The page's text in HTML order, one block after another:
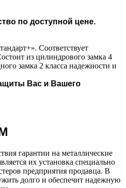
по доступной цене.
Соответствует
из цилиндрового замка 4
замка 2 класса надежности и
Вас и Вашего
гарантии на металлические
их установка специально
предприятия продавца. В
долго и обеспечит надежную